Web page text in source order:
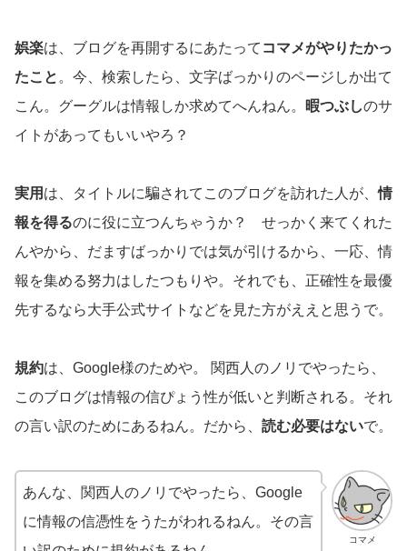
娯楽は、ブログを再開するにあたって コマメがやりたかっ
たこと 。今、検索したら、文字ばっかりのページしか出て
こん。グーグルは情報しか求めてへんねん。
暇つぶしのサ
イトがあってもいいやろ？
実用 は、タイトルに騙されてこのブログを訪れた人が、情
報を得るのに役に立つんちゃうか？ せっかく来てくれた
んやから、だますばっかりでは気が引けるから、一応、情
報を集める努力はしたつもりや。それでも、正確性を最優
先するなら大手公式サイトなどを見た方がええと思うで。
規約は、Google様のためや。 関西人のノリでやったら、
このブログは情報の信ぴょう性が低いと判断される。それ
の言い訳のためにあるねん。だから、 読む必要はないで。
コマメ
あんな、関西人のノリでやったら、Google
に情報の信憑性をうたがわれるねん。その言